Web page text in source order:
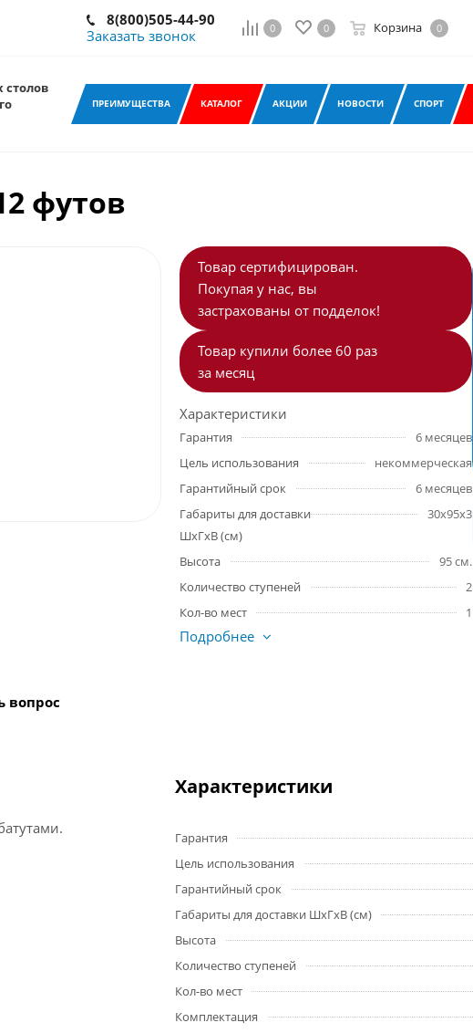
8(800)505-44-90
Заказать звонок
0 0 Корзина 0
ПРЕИМУЩЕСТВА КАТАЛОГ АКЦИИ НОВОСТИ СПОРТ
футов
Товар сертифицирован.
Покупая у нас, вы
застрахованы от подделок!
Товар купили более 60 раз
за месяц
Характеристики
Гарантия
6 месяцев
Цель использования
некоммерческая
Гарантийный срок
6 месяцев
Габариты для доставки
ШхГхВ (см)
30х95х3
Высота
95 см.
Количество ступеней
2
Кол-во мест
1
Подробнее
вопрос
Характеристики
Гарантия
Цель использования
Гарантийный срок
Габариты для доставки ШхГхВ (см)
Высота
Количество ступеней
Кол-во мест
Комплектация